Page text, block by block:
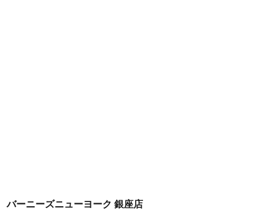
バーニーズニューヨーク 銀座店